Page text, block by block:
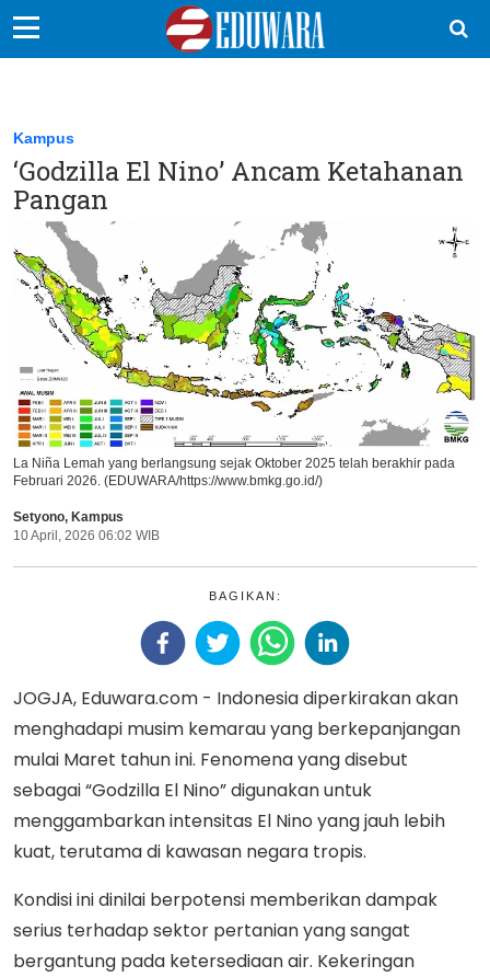
Sekolah Kita
Vokasi
Kampus
Idea
Sains
EduDana
Ikuti Kami di:
Kampus
‘Godzilla El Nino’ Ancam Ketahanan
Pangan
La Niña Lemah yang berlangsung sejak Oktober 2025 telah berakhir pada
Februari 2026. (EDUWARA/https://www.bmkg.go.id/)
Setyono, Kampus
10 April, 2026 06:02 WIB
BAGIKAN:
JOGJA, Eduwara.com - Indonesia diperkirakan akan
menghadapi musim kemarau yang berkepanjangan
mulai Maret tahun ini. Fenomena yang disebut
sebagai “Godzilla El Nino” digunakan untuk
menggambarkan intensitas El Nino yang jauh lebih
kuat, terutama di kawasan negara tropis.
Kondisi ini dinilai berpotensi memberikan dampak
serius terhadap sektor pertanian yang sangat
bergantung pada ketersediaan air. Kekeringan